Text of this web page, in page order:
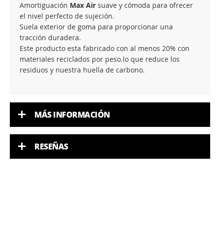
Amortiguación Max Air suave y cómoda para ofrecer
el nivel perfecto de sujeción.
Suela exterior de goma para proporcionar una
tracción duradera.
Este producto esta fabricado con al menos 20% con
materiales reciclados por peso.lo que reduce los
residuos y nuestra huella de carbono.
MÁS INFORMACIÓN
RESEÑAS